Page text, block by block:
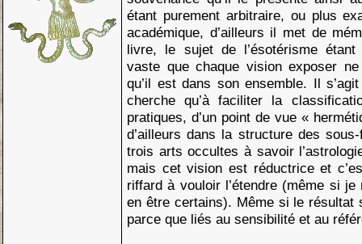
étant purement arbitraire, ou plus
académique, d’ailleurs il met de
livre, le sujet de l’ésotérisme
vaste que chaque vision exposer
qu’il est dans son ensemble. Il
cherche qu’à faciliter la
pratiques, d’un point de vue «
d’ailleurs dans la structure des
trois arts occultes à savoir
mais cet vision est réductrice et
riffard à vouloir l’étendre (même si
en être certains). Même si le résultat
parce que liés au sensibilité et au